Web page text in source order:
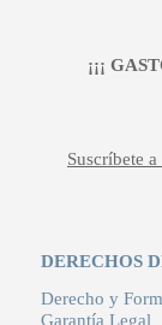
¡¡¡
Suscríbete
DERECHOS
Derecho y
Garantía Legal